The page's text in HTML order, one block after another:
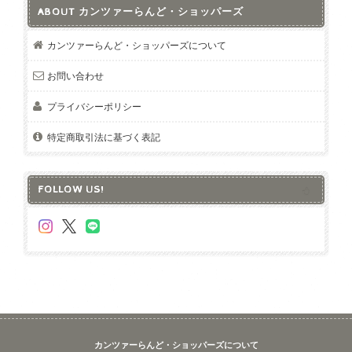
ABOUT カンツァーらんど・ショッパーズ
カンツァーらんど・ショッパーズについて
お問い合わせ
プライバシーポリシー
特定商取引法に基づく表記
FOLLOW US!
カンツァーらんど・ショッパーズについて